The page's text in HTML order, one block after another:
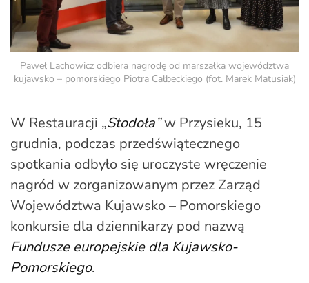
Paweł Lachowicz odbiera nagrodę od marszałka województwa
kujawsko – pomorskiego Piotra Całbeckiego (fot. Marek Matusiak)
W Restauracji „Stodoła”w Przysieku, 15
grudnia, podczas przedświątecznego
spotkania odbyło się uroczyste wręczenie
nagród w zorganizowanym przez Zarząd
Województwa Kujawsko – Pomorskiego
konkursie dla dziennikarzy pod nazwą
Fundusze europejskie dla Kujawsko-
Pomorskiego.